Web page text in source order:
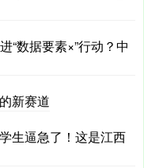
“数据要素×”行动？中
新赛道
生逼急了！这是江西